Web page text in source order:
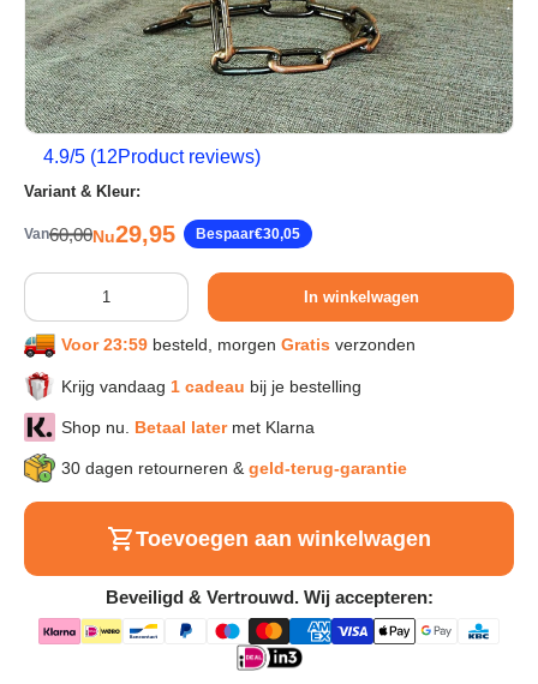
Sport & Herstel
Wonen & Interieur
Kids & Speelgoed
Huisdieren
Huishouden & Schoonmaak
Keuken & Koken
Alle collecties
4.9/5 (12Product reviews)
Variant & Kleur:
VanReguliere prijs
60,00Verkoopprijs
Nu29,95 Bespaar€30,05
Aantal
In winkelwagen
Voor 23:59 besteld, morgen Gratis verzonden
Krijg vandaag 1 cadeau bij je bestelling
Shop nu. Betaal latermet Klarna
30 dagen retourneren & geld-terug-garantie
Toevoegen aan winkelwagen
Beveiligd & Vertrouwd. Wij accepteren: